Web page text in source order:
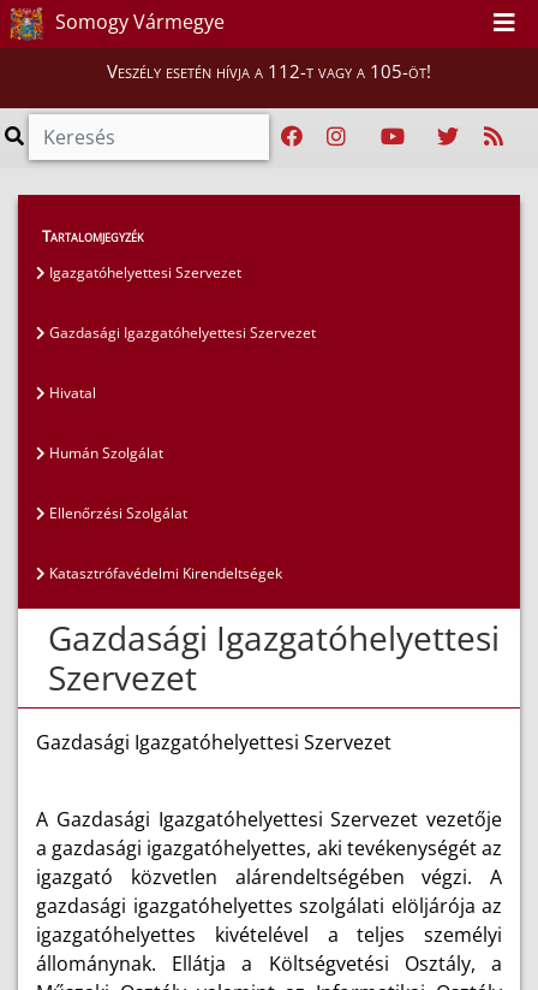
Somogy Vármegye
Veszély esetén hívja a 112-t vagy a 105-öt!
Magunkról
Gazdasági Igazgatóhelyettesi Szervezet
Tartalomjegyzék
Igazgatóhelyettesi Szervezet
Gazdasági Igazgatóhelyettesi Szervezet
Hivatal
Humán Szolgálat
Ellenőrzési Szolgálat
Katasztrófavédelmi Kirendeltségek
Gazdasági Igazgatóhelyettesi
Szervezet
Gazdasági Igazgatóhelyettesi Szervezet
A Gazdasági Igazgatóhelyettesi Szervezet vezetője
a gazdasági igazgatóhelyettes, aki tevékenységét az
igazgató közvetlen alárendeltségében végzi. A
gazdasági igazgatóhelyettes szolgálati elöljárója az
igazgatóhelyettes kivételével a teljes személyi
állománynak. Ellátja a Költségvetési Osztály, a